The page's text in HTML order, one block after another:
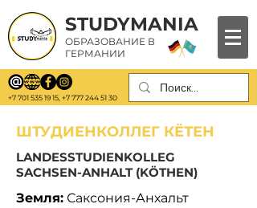
STUDYMANIA
ОБРАЗОВАНИЕ В
ГЕРМАНИИ
+7 701 535 19 15 +7 777 244 51 30
ШТУДИЕНКОЛЛЕГ КЁТЕН
LANDESSTUDIENKOLLEG
SACHSEN-ANHALT (KÖTHEN)
Земля: Саксония-Анхальт